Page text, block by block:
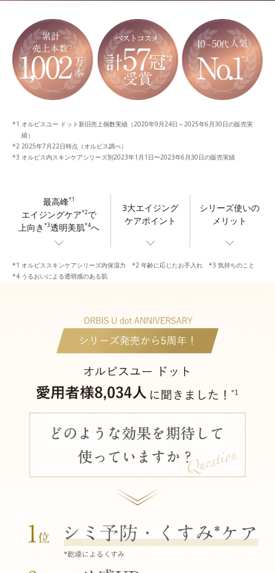
オルビスユー ドット新旧売上個数実績（2020年9月24日～2025年6月30日の販売実
績）
2025年7月22日時点（オルビス調べ）
オルビス内スキンケアシリーズ別2023年1月1日〜2023年6月30日の販売実績
最高峰*1
エイジングケア*2で
上向き *3透明美肌*4へ
3大エイジング
ケアポイント
シリーズ使いの
メリット
*1 オルビススキンケアシリーズ内保湿力 *2 年齢に応じたお手入れ *3 気持ちのこと
*4 うるおいによる透明感のある肌